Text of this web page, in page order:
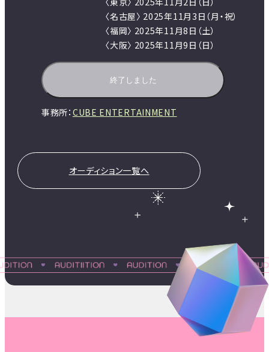
〈名古屋〉 2025年11月3日（月・祝）
〈福岡〉 2025年11月8日（土）
〈大阪〉 2025年11月9日（日）
終了しました
事務所：CUBE ENTERTAINMENT
オーディション一覧へ